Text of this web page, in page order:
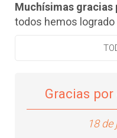
Muchísimas gracias
todos hemos
Gracias
18